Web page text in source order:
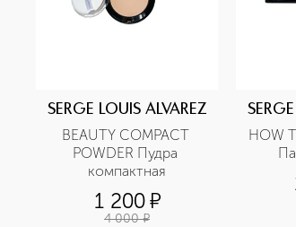
SERGE LOUIS ALVAREZ
BEAUTY COMPACT
POWDER Пудра
компактная
1 200¤
4 000 ¤
HOW